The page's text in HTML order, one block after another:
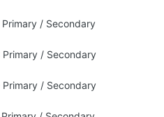
/ Secondary
/ Secondary
/ Secondary